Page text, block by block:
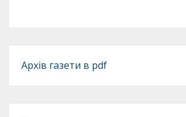
Архів газети в pdf